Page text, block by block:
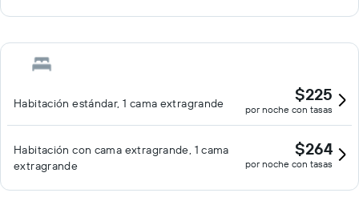
Habitación estándar, 1 cama extragrande $225
por noche con tasas
Habitación con cama extragrande, 1 cama
extragrande
$264
por noche con tasas